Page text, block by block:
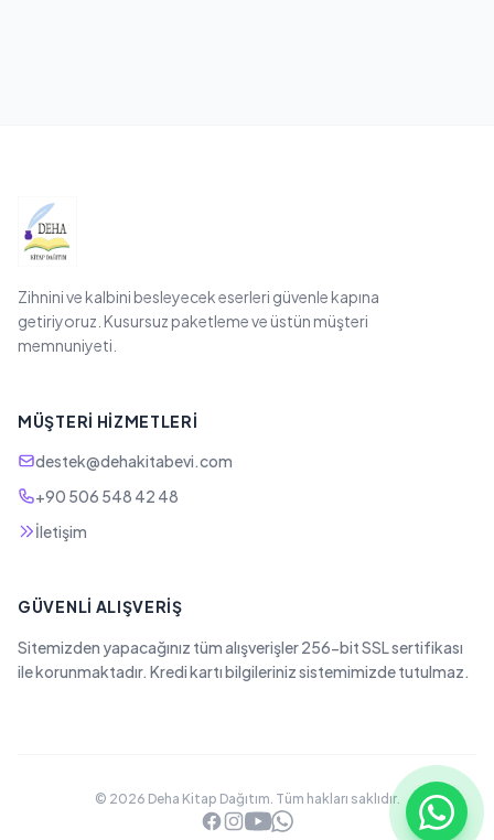
Zihnini ve kalbini besleyecek eserleri güvenle kapına
getiriyoruz. Kusursuz paketleme ve üstün müşteri
memnuniyeti.
MÜŞTERI HIZMETLERI
destek@dehakitabevi.com
+90 506 548 42 48
İletişim
GÜVENLI ALIŞVERIŞ
Sitemizden yapacağınız tüm alışverişler 256-bit SSL sertifikası
ile korunmaktadır. Kredi kartı bilgileriniz sistemimizde tutulmaz.
© 2026 Deha Kitap Dağıtım. Tüm hakları saklıdır.